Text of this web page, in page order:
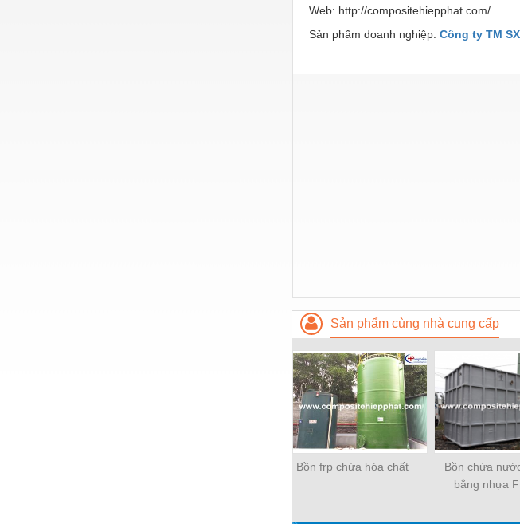
Web: http://compositehiepphat.com/
Sản phẩm doanh nghiệp: Công ty TM
Sản phẩm cùng nhà cung cấp
Bồn frp chứa hóa chất
Bồn chứa
bằng nhựa